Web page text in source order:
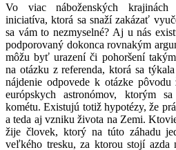
Vo viac náboženských krajinách
iniciatíva, ktorá sa snaží zakázať
sa vám to nezmyselné? Aj u nás
podporovaný dokonca rovnakým
môžu byť urazení či pohoršení
na otázku z referenda, ktorá sa
nájdenie odpovede k otázke
európskych astronómov, ktorým
kométu. Existujú totiž hypotézy, že
a teda aj vzniku života na Zemi.
žije človek, ktorý na túto záhadu
veľkého tresku, za ktorou stojí azda